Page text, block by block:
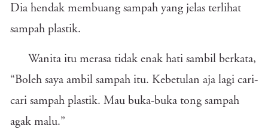
Dia hendak membuang sampah yang jelas terlihat
sampah plastik.
Wanita itu merasa tidak enak hati sambil berkata,
“Boleh saya ambil sampah itu. Kebetulan aja lagi cari-
cari sampah plastik. Mau buka-buka tong sampah
agak malu.”